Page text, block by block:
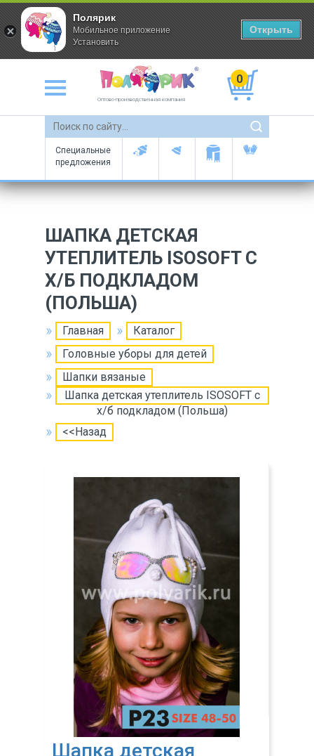
Оптово-производственная компания
0
Специальные
предложения
ШАПКА ДЕТСКАЯ
УТЕПЛИТЕЛЬ ISOSOFT С
Х/Б ПОДКЛАДОМ
(ПОЛЬША)
Главная
Каталог
Головные уборы для детей
Шапки вязаные
Шапка детская утеплитель ISOSOFT с
х/б подкладом (Польша)
<<Назад
Шапка детская
Полярик
Мобильное приложение
Установить
Открыть